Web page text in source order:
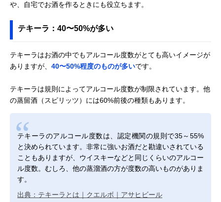
や、自宅でお酒を作るときにも役立ちます。
テキーラ：40〜50%が多い
テキーラはお酒の中でもアルコール度数がとても高いイメージが
ありますが、 40〜50%程度のものが多いです。
テキーラは規則によってアルコール度数が制限されています。他
の蒸留酒（スピリッツ）には60%前後の種類もあります。
テキーラのアルコール度数は、認定機関の規則で35～55%
と決められています。非常に強いお酒だと勘違いされている
こともありますが、ウイスキーなどと同じくらいのアルコー
ル度数。むしろ、他の蒸溜酒の方が度数の高いものがありま
す。
出典：テキーラとは｜クエルボ｜アサヒビール